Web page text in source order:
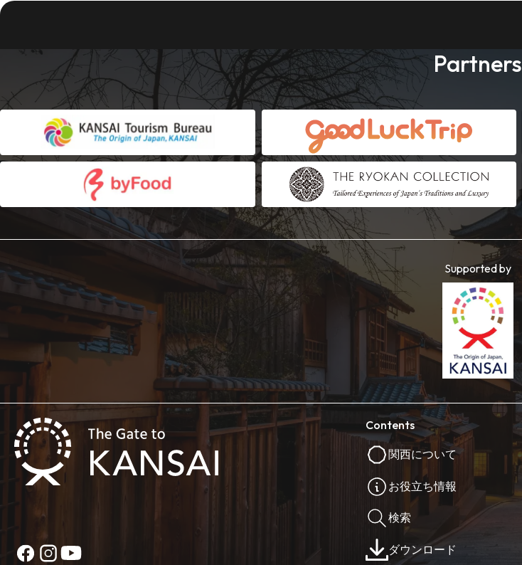
Partners
Supported by
Contents
関西について
お役立ち情報
検索
ダウンロード